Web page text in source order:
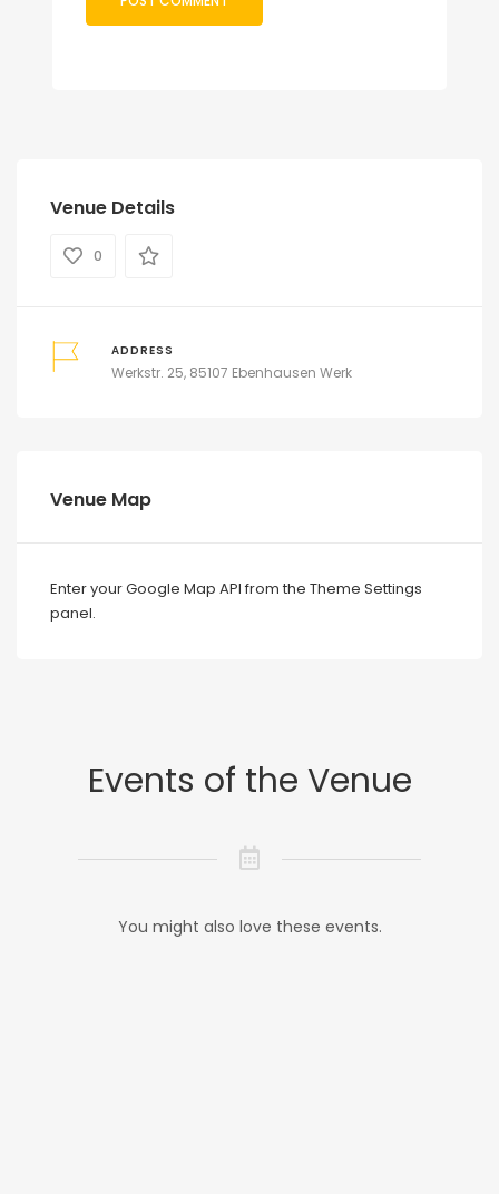
Venue Details
0
ADDRESS
Werkstr. 25, 85107 Ebenhausen Werk
Venue Map
Enter your Google Map API from the Theme Settings
panel.
Events of the Venue
You might also love these events.